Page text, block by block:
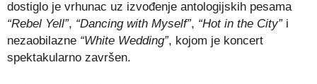
dostiglo je vrhunac uz izvođenje antologijskih pesama
“Rebel Yell”, “Dancing with Myself”, “Hot in the City”i
nezaobilazne “White Wedding”, kojom je koncert
spektakularno završen.